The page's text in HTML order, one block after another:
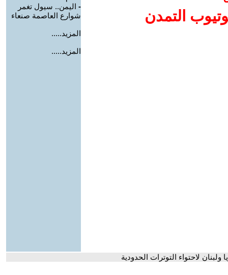
التمدن
- اليمن.. سيول تغمر
شوارع العاصمة صنعاء
المزيد.....
المزيد.....
لاحتواء التوترات الحدودية